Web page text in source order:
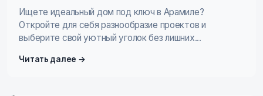
Ищете идеальный дом под ключ в Арамиле?
Откройте для себя разнообразие проектов и
выберите свой уютный уголок без лишних...
Читать далее →